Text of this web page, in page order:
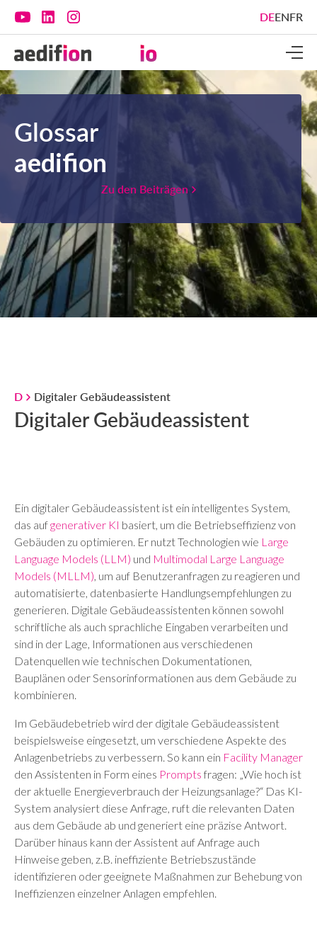
DEENFR
Glossar
aedifion
Zu den Beiträgen
D Digitaler Gebäudeassistent
Digitaler Gebäudeassistent
Ein digitaler Gebäudeassistent ist ein intelligentes System,
das aufgenerativer KI basiert, um die Betriebseffizienz von
Gebäuden zu optimieren. Er nutzt Technologien wie Large
Language Models (LLM) und Multimodal Large Language
Models (MLLM), um auf Benutzeranfragen zu reagieren und
automatisierte, datenbasierte Handlungsempfehlungen zu
generieren. Digitale Gebäudeassistenten können sowohl
schriftliche als auch sprachliche Eingaben verarbeiten und
sind in der Lage, Informationen aus verschiedenen
Datenquellen wie technischen Dokumentationen,
Bauplänen oder Sensorinformationen aus dem Gebäude zu
kombinieren.
Im Gebäudebetrieb wird der digitale Gebäudeassistent
beispielsweise eingesetzt, um verschiedene Aspekte des
Anlagenbetriebs zu verbessern. So kann ein Facility Manager
den Assistenten in Form eines Prompts fragen: „Wie hoch ist
der aktuelle Energieverbrauch der Heizungsanlage?“ Das KI-
System analysiert diese Anfrage, ruft die relevanten Daten
aus dem Gebäude ab und generiert eine präzise Antwort.
Darüber hinaus kann der Assistent auf Anfrage auch
Hinweise geben, z.B. ineffiziente Betriebszustände
identifizieren oder geeignete Maßnahmen zur Behebung von
Ineffizienzen einzelner Anlagen empfehlen.